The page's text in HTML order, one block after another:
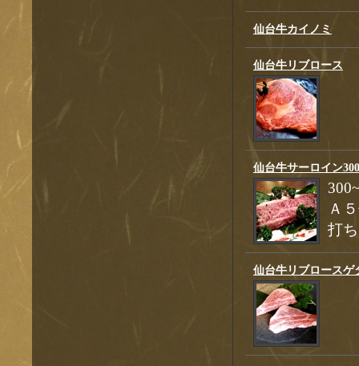
仙台牛カイノミ
仙台牛リブロース
仙台牛サーロイン
Ａ
打
仙台牛リブロースゲ